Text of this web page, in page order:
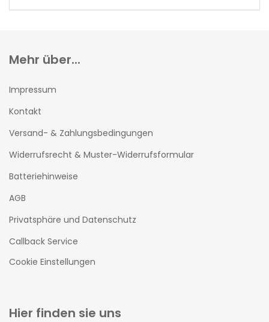
EIN.
Mehr über...
Impressum
Kontakt
Versand- & Zahlungsbedingungen
Widerrufsrecht & Muster-Widerrufsformular
Batteriehinweise
AGB
Privatsphäre und Datenschutz
Callback Service
Cookie Einstellungen
Hier finden sie uns